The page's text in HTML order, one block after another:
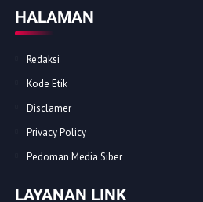
HALAMAN
Redaksi
Kode Etik
Disclamer
Privacy Policy
Pedoman Media Siber
LAYANAN LINK